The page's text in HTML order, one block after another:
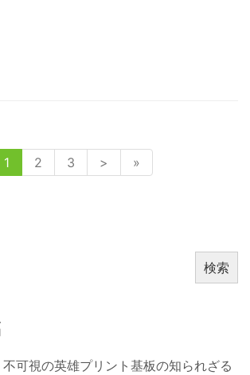
1 2 3 > »
検索
可視の英雄プリント基板の知られざる